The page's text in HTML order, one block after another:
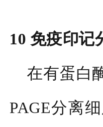
10 免疫印记
在有蛋白
PAGE分离